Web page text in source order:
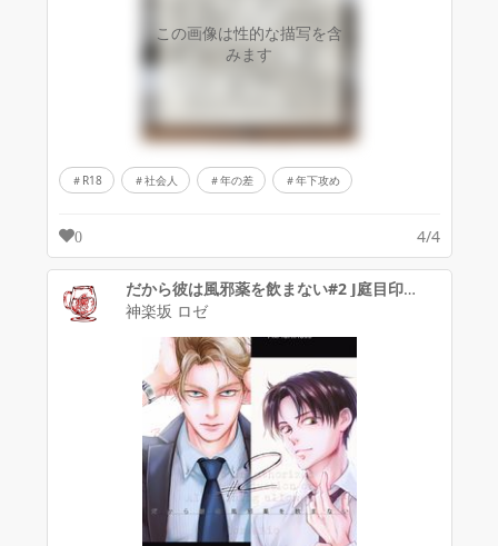
この画像は性的な描写を含
みます
R18 社会人 年の差 年下攻め
0 4/4
だから彼は風邪薬を飲まない#2 J庭目印ポスター
神楽坂 ロゼ